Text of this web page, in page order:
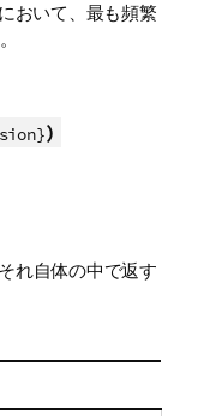
おいて、最も頻繁
)
れ自体の中で返す